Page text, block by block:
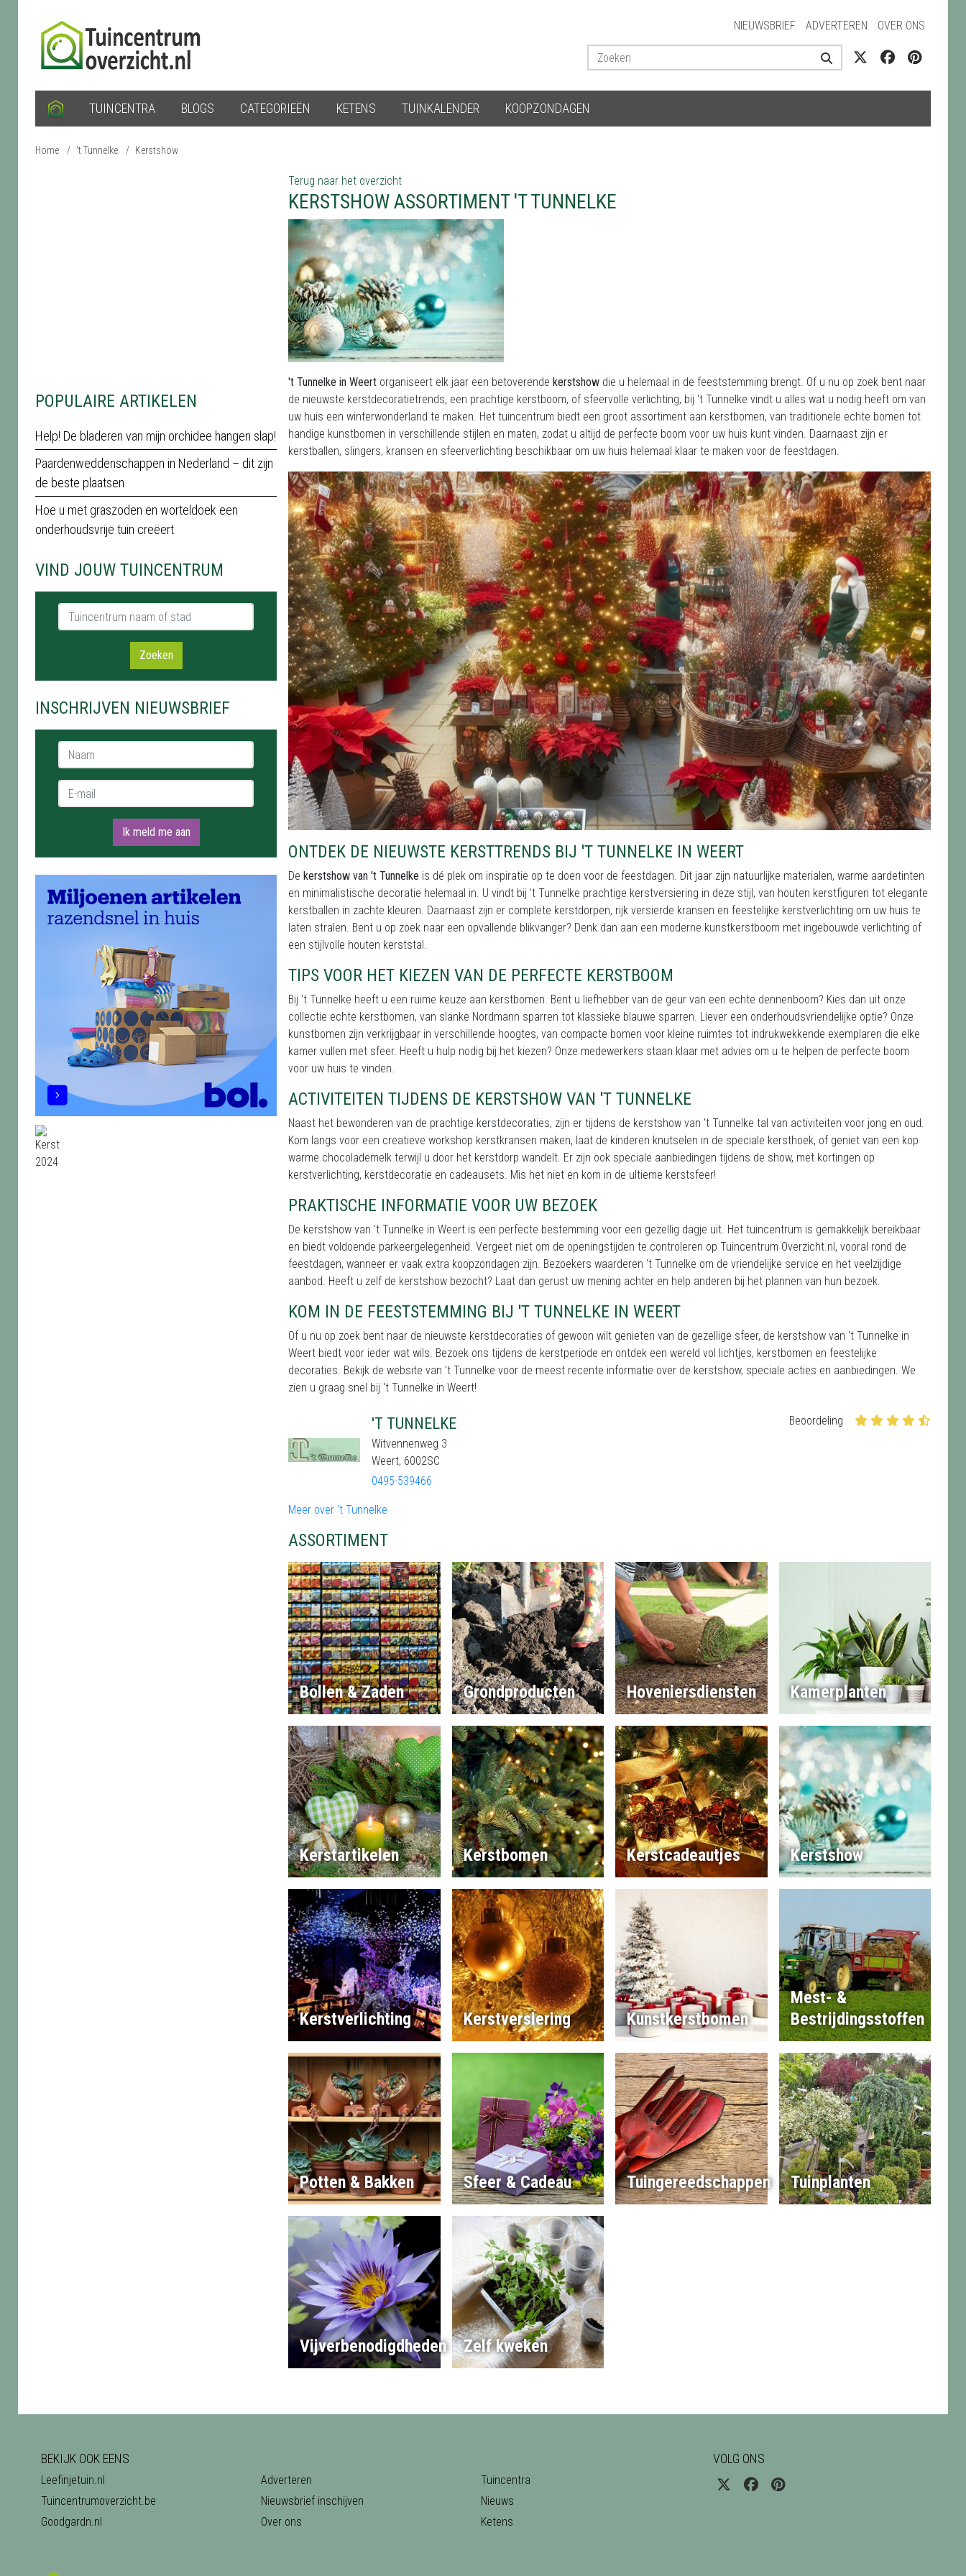
NIEUWSBRIEF ADVERTEREN OVER ONS
TUINCENTRA BLOGS CATEGORIEËN KETENS TUINKALENDER KOOPZONDAGEN
Home / 't Tunnelke / Kerstshow
POPULAIRE ARTIKELEN
Help! De bladeren van mijn orchidee hangen slap!
Paardenweddenschappen in Nederland – dit zijn
de beste plaatsen
Hoe u met graszoden en worteldoek een
onderhoudsvrije tuin creëert
VIND JOUW TUINCENTRUM
Tuincentrum naam of stad
Zoeken
INSCHRIJVEN NIEUWSBRIEF
Naam *
E-mail *
Ik meld me aan
Terug naar het overzicht
KERSTSHOW ASSORTIMENT 'T TUNNELKE
't Tunnelke in Weert organiseert elk jaar een betoverende kerstshow die u helemaal in de feeststemming brengt. Of u nu op zoek bent naar
de nieuwste kerstdecoratietrends, een prachtige kerstboom, of sfeervolle verlichting, bij 't Tunnelke vindt u alles wat u nodig heeft om van
uw huis een winterwonderland te maken. Het tuincentrum biedt een groot assortiment aan kerstbomen, van traditionele echte bomen tot
handige kunstbomen in verschillende stijlen en maten, zodat u altijd de perfecte boom voor uw huis kunt vinden. Daarnaast zijn er
kerstballen, slingers, kransen en sfeerverlichting beschikbaar om uw huis helemaal klaar te maken voor de feestdagen.
ONTDEK DE NIEUWSTE KERSTTRENDS BIJ 'T TUNNELKE IN WEERT
De kerstshow van 't Tunnelke is dé plek om inspiratie op te doen voor de feestdagen. Dit jaar zijn natuurlijke materialen, warme aardetinten
en minimalistische decoratie helemaal in. U vindt bij 't Tunnelke prachtige kerstversiering in deze stijl, van houten kerstfiguren tot elegante
kerstballen in zachte kleuren. Daarnaast zijn er complete kerstdorpen, rijk versierde kransen en feestelijke kerstverlichting om uw huis te
laten stralen. Bent u op zoek naar een opvallende blikvanger? Denk dan aan een moderne kunstkerstboom met ingebouwde verlichting of
een stijlvolle houten kerststal.
TIPS VOOR HET KIEZEN VAN DE PERFECTE KERSTBOOM
Bij 't Tunnelke heeft u een ruime keuze aan kerstbomen. Bent u liefhebber van de geur van een echte dennenboom? Kies dan uit onze
collectie echte kerstbomen, van slanke Nordmann sparren tot klassieke blauwe sparren. Liever een onderhoudsvriendelijke optie? Onze
kunstbomen zijn verkrijgbaar in verschillende hoogtes, van compacte bomen voor kleine ruimtes tot indrukwekkende exemplaren die elke
kamer vullen met sfeer. Heeft u hulp nodig bij het kiezen? Onze medewerkers staan klaar met advies om u te helpen de perfecte boom
voor uw huis te vinden.
ACTIVITEITEN TIJDENS DE KERSTSHOW VAN 'T TUNNELKE
Naast het bewonderen van de prachtige kerstdecoraties, zijn er tijdens de kerstshow van 't Tunnelke tal van activiteiten voor jong en oud.
Kom langs voor een creatieve workshop kerstkransen maken, laat de kinderen knutselen in de speciale kersthoek, of geniet van een kop
warme chocolademelk terwijl u door het kerstdorp wandelt. Er zijn ook speciale aanbiedingen tijdens de show, met kortingen op
kerstverlichting, kerstdecoratie en cadeausets. Mis het niet en kom in de ultieme kerstsfeer!
PRAKTISCHE INFORMATIE VOOR UW BEZOEK
De kerstshow van 't Tunnelke in Weert is een perfecte bestemming voor een gezellig dagje uit. Het tuincentrum is gemakkelijk bereikbaar
en biedt voldoende parkeergelegenheid. Vergeet niet om de openingstijden te controleren op Tuincentrum Overzicht.nl, vooral rond de
feestdagen, wanneer er vaak extra koopzondagen zijn. Bezoekers waarderen 't Tunnelke om de vriendelijke service en het veelzijdige
aanbod. Heeft u zelf de kerstshow bezocht? Laat dan gerust uw mening achter en help anderen bij het plannen van hun bezoek.
KOM IN DE FEESTSTEMMING BIJ 'T TUNNELKE IN WEERT
Of u nu op zoek bent naar de nieuwste kerstdecoraties of gewoon wilt genieten van de gezellige sfeer, de kerstshow van 't Tunnelke in
Weert biedt voor ieder wat wils. Bezoek ons tijdens de kerstperiode en ontdek een wereld vol lichtjes, kerstbomen en feestelijke
decoraties. Bekijk de website van 't Tunnelke voor de meest recente informatie over de kerstshow, speciale acties en aanbiedingen. We
zien u graag snel bij 't Tunnelke in Weert!
'T TUNNELKE
Witvennenweg 3
Weert, 6002SC
0495-539466
Beoordeling
Meer over 't Tunnelke
ASSORTIMENT
Bollen & Zaden Grondproducten Hoveniersdiensten Kamerplanten
Kerstartikelen Kerstbomen Kerstcadeautjes Kerstshow
Kerstverlichting Kerstversiering Kunstkerstbomen
Mest- &
Bestrijdingsstoffen
Potten & Bakken Sfeer & Cadeau Tuingereedschappen Tuinplanten
Vijverbenodigdheden Zelf kweken
BEKIJK OOK EENS
Leefinjetuin.nl
Tuincentrumoverzicht.be
Goodgardn.nl
Adverteren
Nieuwsbrief inschijven
Over ons
Tuincentra
Nieuws
Ketens
VOLG ONS